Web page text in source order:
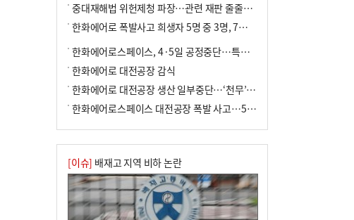
중대재해법 위헌제청 파장…관련 재판 줄줄이 브레이크
한화에어로 폭발사고 희생자 5명 중 3명, 7일 영면
한화에어로스페이스, 4·5일 공정중단…특별 안전점검
한화에어로 대전공장 감식
한화에어로 대전공장 생산 일부중단…‘천무’ 수출 비상
한화에어로스페이스 대전공장 폭발 사고…5명 사망·2명 부상(종합)
[이슈] 배재고 지역 비하 논란